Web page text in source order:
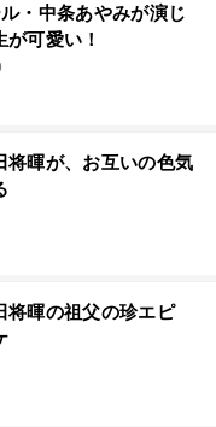
・中条あやみが演じ
可愛い！
将暉が、お互いの色気
将暉の祖父の珍エピ